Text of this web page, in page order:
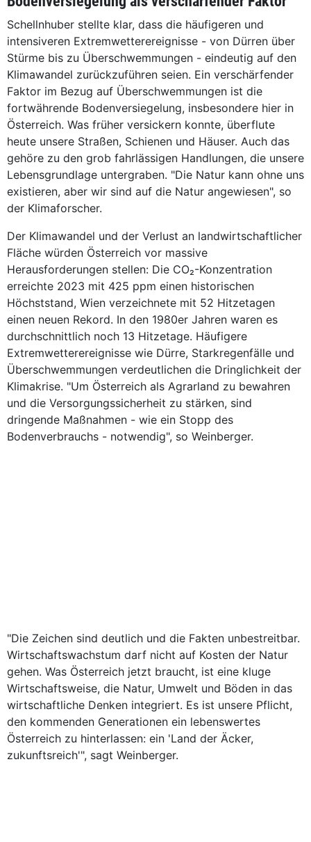
Schellnhuber stellte klar, dass die häufigeren und
intensiveren Extremwetterereignisse - von Dürren über
Stürme bis zu Überschwemmungen - eindeutig auf den
Klimawandel zurückzuführen seien. Ein verschärfender
Faktor im Bezug auf Überschwemmungen ist die
fortwährende Bodenversiegelung, insbesondere hier in
Österreich. Was früher versickern konnte, überflute
heute unsere Straßen, Schienen und Häuser. Auch das
gehöre zu den grob fahrlässigen Handlungen, die unsere
Lebensgrundlage untergraben. "Die Natur kann ohne uns
existieren, aber wir sind auf die Natur angewiesen", so
der Klimaforscher.
Der Klimawandel und der Verlust an landwirtschaftlicher
Fläche würden Österreich vor massive
Herausforderungen stellen: Die CO₂-Konzentration
erreichte 2023 mit 425 ppm einen historischen
Höchststand, Wien verzeichnete mit 52 Hitzetagen
einen neuen Rekord. In den 1980er Jahren waren es
durchschnittlich noch 13 Hitzetage. Häufigere
Extremwetterereignisse wie Dürre, Starkregenfälle und
Überschwemmungen verdeutlichen die Dringlichkeit der
Klimakrise. "Um Österreich als Agrarland zu bewahren
und die Versorgungssicherheit zu stärken, sind
dringende Maßnahmen - wie ein Stopp des
Bodenverbrauchs - notwendig", so Weinberger.
"Die Zeichen sind deutlich und die Fakten unbestreitbar.
Wirtschaftswachstum darf nicht auf Kosten der Natur
gehen. Was Österreich jetzt braucht, ist eine kluge
Wirtschaftsweise, die Natur, Umwelt und Böden in das
wirtschaftliche Denken integriert. Es ist unsere Pflicht,
den kommenden Generationen ein lebenswertes
Österreich zu hinterlassen: ein 'Land der Äcker,
zukunftsreich'", sagt Weinberger.